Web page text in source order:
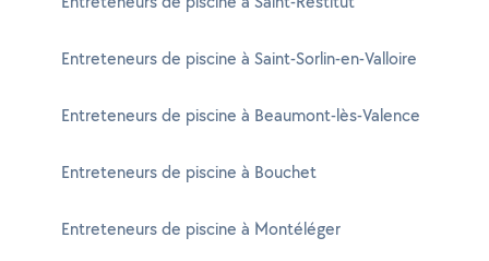
Entreteneurs de piscine à Saint-Sorlin-en-Valloire
Entreteneurs de piscine à Beaumont-lès-Valence
Entreteneurs de piscine à Bouchet
Entreteneurs de piscine à Montéléger